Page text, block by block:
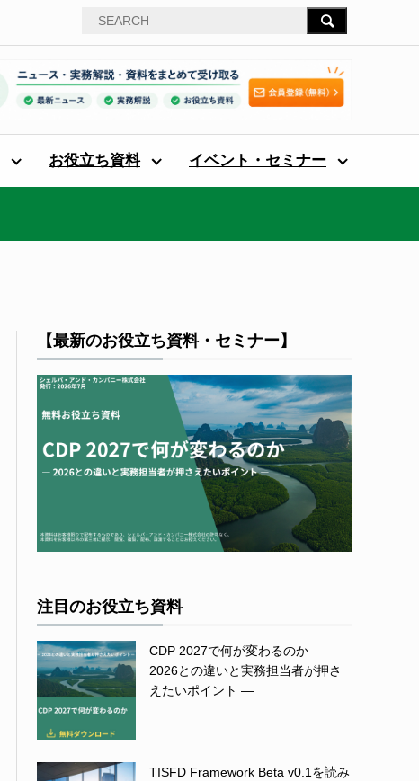
お役立ち資料 イベント・セミナー
【最新のお役立ち資料・セミナー】
注目のお役立ち資料
CDP 2027で何が変わるのか ―
2026との違いと実務担当者が押さ
えたいポイント ―
TISFD Framework Beta v0.1を読み